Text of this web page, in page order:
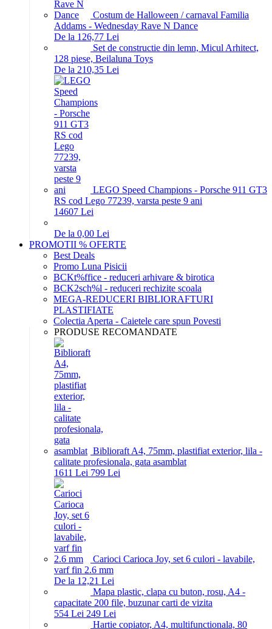
Costum de Halloween / carnaval Familia
Addams - Wednesday Rave N Dance
De la 126,77 Lei
Set de constructie din lemn, Micul Arhitect,
128 piese, Beilaluna Toys
De la 210,35 Lei
LEGO Speed Champions - Porsche 911 GT3
RS cod Lego 77239, varsta peste 9 ani
14607 Lei
De la 0,00 Lei
PROMOTII % OFERTE
Best Deals
Promo Luna Pisicii
BCKt%ffice - reduceri arhivare & birotica
BCK2sch%l - reduceri rechizite scoala
MEGA-REDUCERI BIBLIORAFTURI
PLASTIFIATE
Colectia Aperta - Caietele care spun Povesti
PRODUSE RECOMANDATE
Biblioraft A4, 75mm, plastifiat exterior, lila -
calitate profesionala, gata asamblat
1611 Lei 799 Lei
Carioci Carioca Joy, set 6 culori - lavabile,
varf fin 2.6 mm
De la 12,21 Lei
Mapa plastic, clapa cu buton, rosu, A4 -
capacitate 200 file, buzunar carti de vizita
554 Lei 249 Lei
Hartie copiator, A4, multifunctionala, 80